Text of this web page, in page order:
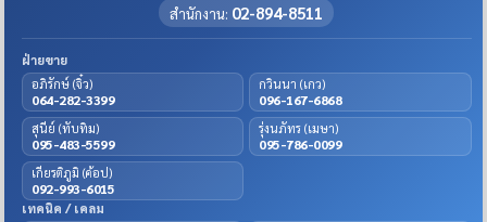
สำนักงาน: 02-894-8511
ฝ่ายขาย
อภิรักษ์ (จิ๋ว)
064-282-3399
กวินนา (เกว)
096-167-6868
สุนีย์ (ทับทิม)
095-483-5599
รุ่งนภัทร (เมษา)
095-786-0099
เกียรติภูมิ (ค้อป)
092-993-6015
เทคนิค / เคลม